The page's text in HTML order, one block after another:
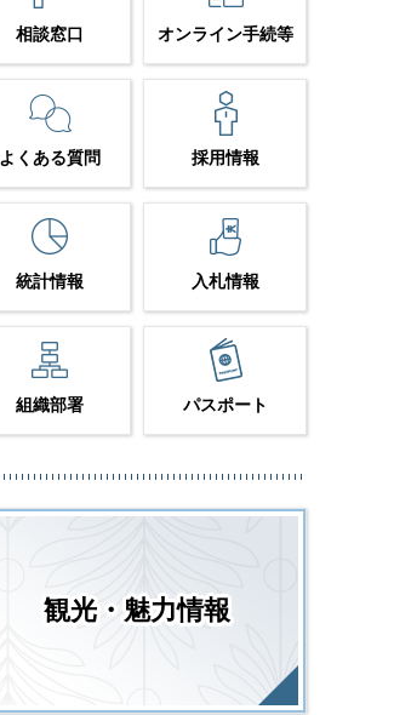
相談窓口 オンライン手続等
よくある質問 採用情報
統計情報 入札情報
組織部署 パスポート
観光・魅力情報